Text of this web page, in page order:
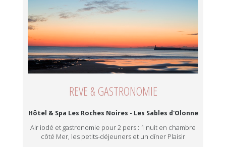
REVE & GASTRONOMIE
Hôtel & Spa Les Roches Noires - Les Sables d'Olonne
Air iodé et gastronomie pour 2 pers : 1 nuit en chambre
côté Mer, les petits-déjeuners et un dîner Plaisir